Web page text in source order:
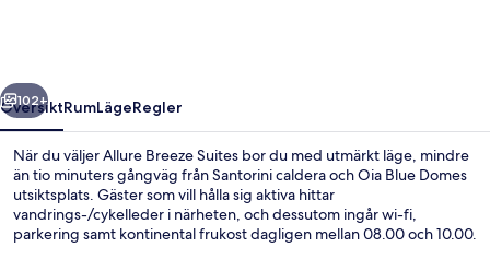
Nästa
102+
ÖversiktRumLägeRegler
När du väljer Allure Breeze Suites bor du med utmärkt läge, mindre
än tio minuters gångväg från Santorini caldera och Oia Blue Domes
utsiktsplats. Gäster som vill hålla sig aktiva hittar
vandrings-/cykelleder i närheten, och dessutom ingår wi-fi,
parkering samt kontinental frukost dagligen mellan 08.00 och 10.00.